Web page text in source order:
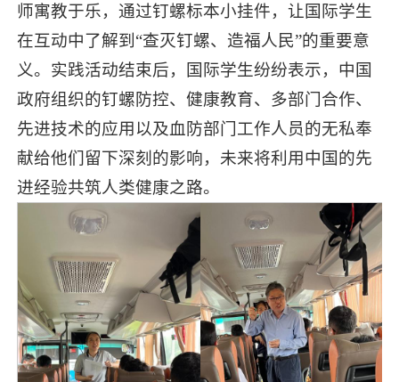
师寓教于乐，通过钉螺标本小挂件，让国际学生
在互动中了解到“查灭钉螺、造福人民”的重要意
义。实践活动结束后，国际学生纷纷表示，中国
政府组织的钉螺防控、健康教育、多部门合作、
先进技术的应用以及血防部门工作人员的无私奉
献给他们留下深刻的影响，未来将利用中国的先
进经验共筑人类健康之路。